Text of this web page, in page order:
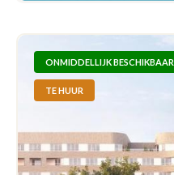
ONMIDDELLIJK BESCHIKBAAR
TE HUUR